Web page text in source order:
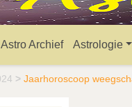
Astro Archief Astrologie
> Jaarhoroscoop